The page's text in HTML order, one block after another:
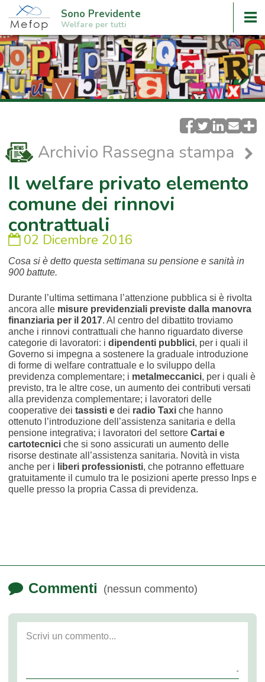
Sono Previdente
Welfare per tutti
Archivio Rassegna stampa
Il welfare privato elemento
comune dei rinnovi
contrattuali
02 Dicembre 2016
Cosa si è detto questa settimana su pensione e sanità in
900 battute.
Durante l’ultima settimana l’attenzione pubblica si è rivolta
ancora alle misure previdenziali previste dalla manovra
finanziaria per il 2017. Al centro del dibattito troviamo
anche i rinnovi contrattuali che hanno riguardato diverse
categorie di lavoratori: i dipendenti pubblici, per i quali il
Governo si impegna a sostenere la graduale introduzione
di forme di welfare contrattuale e lo sviluppo della
previdenza complementare; i metalmeccanici, per i quali è
previsto, tra le altre cose, un aumento dei contributi versati
alla previdenza complementare; i lavoratori delle
cooperative dei tassisti e dei radio Taxiche hanno
ottenuto l’introduzione dell’assistenza sanitaria e della
pensione integrativa; i lavoratori del settore Cartai e
cartotecniciche si sono assicurati un aumento delle
risorse destinate all’assistenza sanitaria. Novità in vista
anche per i liberi professionisti, che potranno effettuare
gratuitamente il cumulo tra le posizioni aperte presso Inps e
quelle presso la propria Cassa di previdenza.
Commenti (nessun commento)